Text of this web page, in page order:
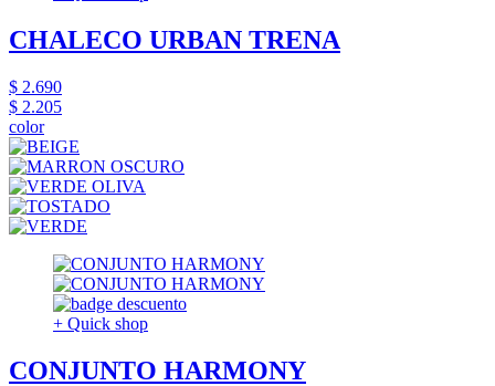
CHALECO URBAN TRENA
$ 2.690
$ 2.205
color
+ Quick shop
CONJUNTO HARMONY